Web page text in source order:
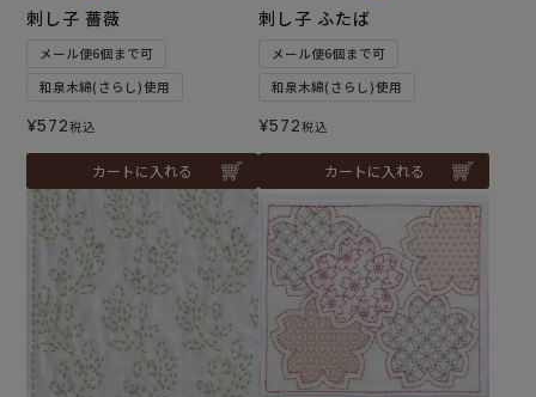
刺し子 薔薇
メール便6個まで可
和泉木綿(さらし)使用
¥572税込
カートに入れる
刺し子 ふたば
メール便6個まで可
和泉木綿(さらし)使用
¥572税込
カートに入れる